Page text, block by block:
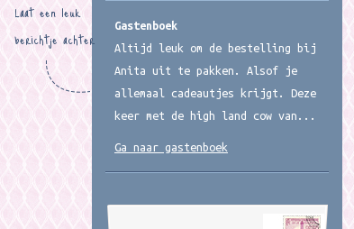
Gastenboek
Altijd leuk om de bestelling bij
Anita uit te pakken. Alsof je
allemaal cadeautjes krijgt. Deze
keer met de high land cow van...
Laat een leuk
berichtje achter
Ga naar gastenboek